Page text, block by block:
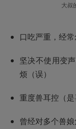
大叔
口吃严重，经常
坚决不使用变
烦（误）
重度兽耳控（是
曾经对多个兽